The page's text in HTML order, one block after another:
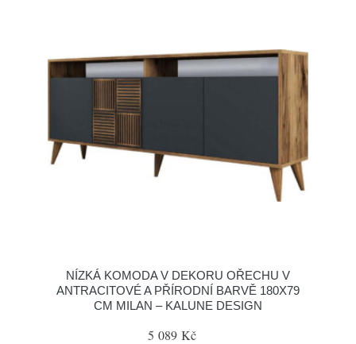
NÍZKÁ KOMODA V DEKORU OŘECHU V
ANTRACITOVÉ A PŘÍRODNÍ BARVĚ 180X79
CM MILAN – KALUNE DESIGN
5 089 Kč